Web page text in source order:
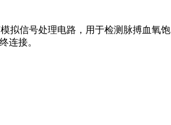
拟信号处理电路，用于检测脉搏血氧饱
连接。